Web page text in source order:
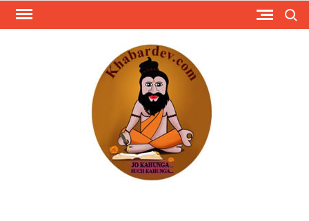
Skip